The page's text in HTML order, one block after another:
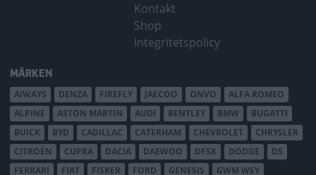
Kontakt
Shop
Integritetspolicy
MÄRKEN
AIWAYS DENZA FIREFLY JAECOO ONVO
ALFA ROMEO
ALPINE
ASTON MARTIN AUDI BENTLEY BMW
BUGATTI
BUICK
BYD CADILLAC CATERHAM CHEVROLET
CHRYSLER
CITROËN
CUPRA DACIA DAEWOO DFSK DODGE
DS
FERRARI
FIAT FISKER FORD GENESIS GWM WEY